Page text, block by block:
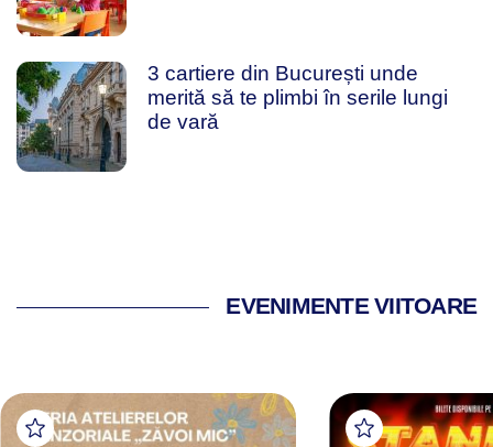
3 cartiere din București unde
merită să te plimbi în serile lungi
de vară
EVENIMENTE VIITOARE